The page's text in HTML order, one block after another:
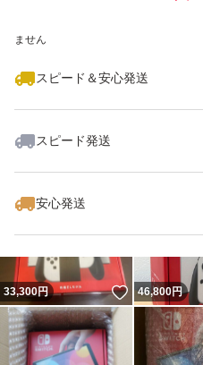
ません
スピード＆安心発送
スピード発送
安心発送
33,300円 いいね！
46,800円